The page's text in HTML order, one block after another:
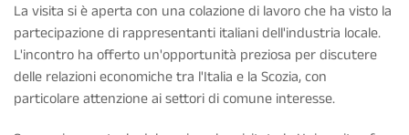
La visita si è aperta con una colazione di lavoro che ha visto la
partecipazione di rappresentanti italiani dell'industria locale.
L'incontro ha offerto un'opportunità preziosa per discutere
delle relazioni economiche tra l'Italia e la Scozia, con
particolare attenzione ai settori di comune interesse.